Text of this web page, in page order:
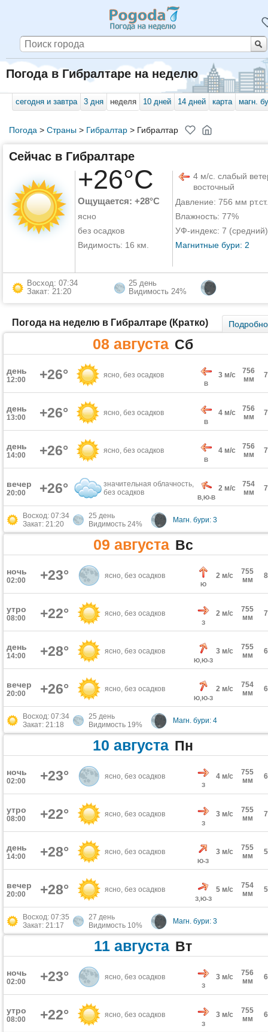
Погода в Гибралтаре на неделю
сегодня и завтра 3 дня неделя 10 дней 14 дней карта магн.
Погода > Страны> Гибралтар> Гибралтар
Сейчас в Гибралтаре
+26°C
Ощущается: +28°C
ясно
без осадков
Видимость: 16 км.
4 м/с. слабый
восточный
Давление: 756 мм рт.ст.
Влажность: 77%
УФ-индекс: 7 (средний)
Магнитные бури: 2
Восход: 07:34
Закат: 21:20
25 день
Видимость 24%
Погода на неделю в Гибралтаре (Кратко) Подробно
08 августа Сб
день
12:00 +26° ясно, без осадков
В
3 м/с
756
мм
день
13:00 +26° ясно, без осадков
В
4 м/с
756
мм
день
14:00 +26° ясно, без осадков
В
4 м/с
756
мм
вечер
20:00 +26°
значительная облачность,
без осадков
В,Ю-В
2 м/с
754
мм
Восход: 07:34
Закат: 21:20
25 день
Видимость 24%
Магн. бури: 3
09 августа Вс
ночь
02:00 +23° ясно, без осадков
Ю
2 м/с
755
мм
утро
08:00 +22° ясно, без осадков
З
2 м/с
755
мм
день
14:00 +28° ясно, без осадков
Ю,Ю-З
3 м/с
755
мм
вечер
20:00 +26° ясно, без осадков
Ю,Ю-З
2 м/с
754
мм
Восход: 07:34
Закат: 21:18
25 день
Видимость 19%
Магн. бури: 4
10 августа Пн
ночь
02:00 +23° ясно, без осадков
З
4 м/с
755
мм
утро
08:00 +22° ясно, без осадков
З
3 м/с
755
мм
день
14:00 +28° ясно, без осадков
Ю-З
3 м/с
755
мм
вечер
20:00 +28° ясно, без осадков
З,Ю-З
5 м/с
754
мм
Восход: 07:35
Закат: 21:17
27 день
Видимость 10%
Магн. бури: 3
11 августа Вт
ночь
02:00 +23° ясно, без осадков
З
3 м/с
756
мм
утро
08:00 +22° ясно, без осадков
З
3 м/с
755
мм